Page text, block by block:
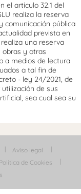
el artículo 32.1 del
realiza la reserva
comunicación pública
prevista en
una reserva
obras y otras
a medios de lectura
a tal fin de
- ley 24/2021, de
de sus
sea cual sea su
Aviso legal
Política de Cookies